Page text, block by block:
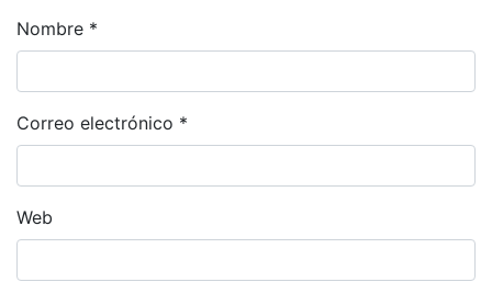
Nombre *
Correo electrónico *
Web